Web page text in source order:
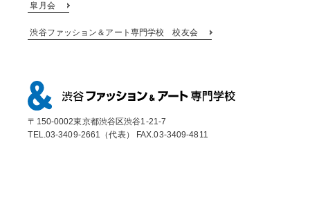
〒150-0002東京都渋谷区渋谷1-21-7
TEL.03-3409-2661（代表） FAX.03-3409-4811
皐月会
渋谷ファッション＆アート専門学校 校友会